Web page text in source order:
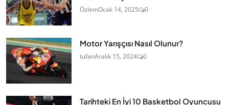
ÖzlemOcak 14, 2025 0
Motor Yarışçısı Nasıl Olunur?
tufanAralık 15, 2024 0
Tarihteki En İyi 10 Basketbol Oyuncusu